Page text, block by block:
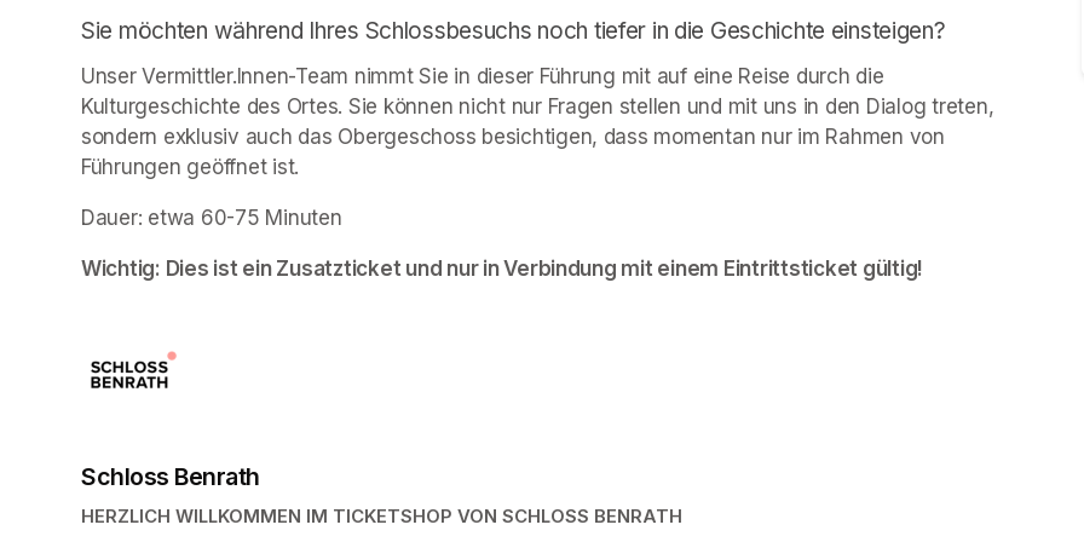
Sie möchten während Ihres Schlossbesuchs noch tiefer in die Geschichte einsteigen?
Unser Vermittler.Innen-Team nimmt Sie in dieser Führung mit auf eine Reise durch die
Kulturgeschichte des Ortes. Sie können nicht nur Fragen stellen und mit uns in den Dialog treten,
sondern exklusiv auch das Obergeschoss besichtigen, dass momentan nur im Rahmen von
Führungen geöffnet ist.
Dauer: etwa 60-75 Minuten
Wichtig: Dies ist ein Zusatzticket und nur in Verbindung mit einem Eintrittsticket gültig!
Schloss Benrath
HERZLICH WILLKOMMEN IM TICKETSHOP VON SCHLOSS BENRATH